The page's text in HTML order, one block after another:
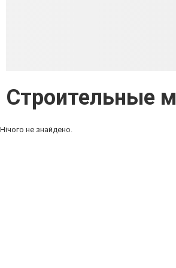
Строительные
Нічого не знайдено.